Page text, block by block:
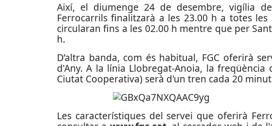
Així, el diumenge 24 de desembre, vigília
Ferrocarrils finalitzarà a les 23.00 h a totes
circularan fins a les 02.00 h mentre que per
h.
D’altra banda, com és habitual, FGC oferirà
d'Any. A la línia Llobregat-Anoia, la
Ciutat Cooperativa) serà d'un tren cada 20
Les característiques del servei que oferirà